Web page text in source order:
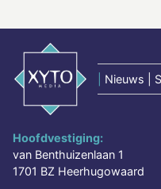
Nieuws |
Hoofdvestiging:
van Benthuizenlaan 1
1701 BZ Heerhugowaard